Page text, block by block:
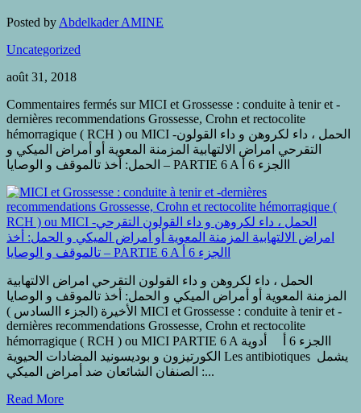
Posted by Abdelkader AMINE
Uncategorized
août 31, 2018
Commentaires fermés sur MICI et Grossesse : conduite à tenir et -
dernières recommendations Grossesse, Crohn et rectocolite
hémorragique ( RCH ) ou MICI -الحمل ، داء لكروهن و داء القولون
التقرحي امراض الالتهابية المزمنة المعوية أو أمراض الميكي و
الحمل: أخذ تالموقف و الوصايا – PARTIE 6 A االجزء 6 أ
الحمل ، داء لكروهن و داء القولون التقرحي امراض الالتهابية
المزمنة المعوية أو أمراض الميكي و الحمل: أخذ تالموقف و الوصايا
الأخيرة (الجزء االسادس ) MICI et Grossesse : conduite à tenir et -
dernières recommendations Grossesse, Crohn et rectocolite
hémorragique ( RCH ) ou MICI PARTIE 6 A االجزء 6 أ أدوية
الكورتيزون و بوديسونيد المضادات الحيوية Les antibiotiques يشمل
الصنفان الشائعان ضد أمراض الميكي :...
Read More